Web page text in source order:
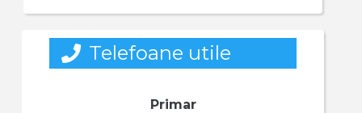
Telefoane utile
Primar